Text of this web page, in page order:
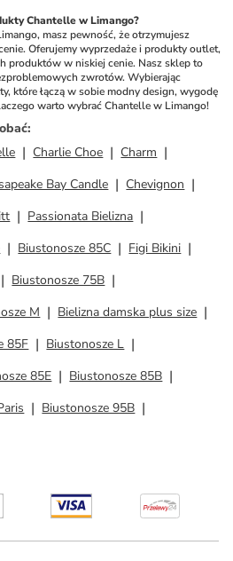
Chantelle w Limango?
masz pewność, że otrzymujesz
Oferujemy wyprzedaże i produkty outlet,
produktów w niskiej cenie. Nasz sklep to
zwrotów. Wybierając
które łączą w sobie modny design, wygodę
warto wybrać Chantelle w Limango!
:
Charlie Choe
Charm
Bay Candle
Chevignon
Passionata Bielizna
Biustonosze 85C
Figi Bikini
Biustonosze 75B
M
Bielizna damska plus size
85F
Biustonosze L
85E
Biustonosze 85B
Biustonosze 95B